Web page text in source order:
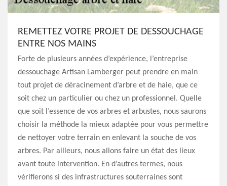
REMETTEZ VOTRE PROJET DE DESSOUCHAGE
ENTRE NOS MAINS
Forte de plusieurs années d’expérience, l’entreprise
dessouchage Artisan Lamberger peut prendre en main
tout projet de déracinement d’arbre et de haie, que ce
soit chez un particulier ou chez un professionnel. Quelle
que soit l’essence de vos arbres et arbustes, nous saurons
choisir la méthode la mieux adaptée pour vous permettre
de nettoyer votre terrain en enlevant la souche de vos
arbres. Par ailleurs, nous allons faire un état des lieux
avant toute intervention. En d’autres termes, nous
vérifierons si des infrastructures souterraines sont